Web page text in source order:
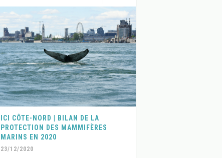
ICI CÔTE-NORD | BILAN DE LA
PROTECTION DES MAMMIFÈRES
MARINS EN 2020
23/12/2020